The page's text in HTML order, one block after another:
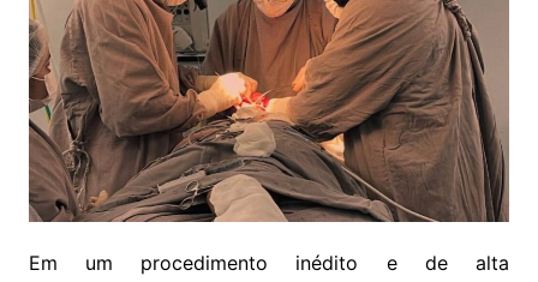
Em um procedimento inédito e de alta